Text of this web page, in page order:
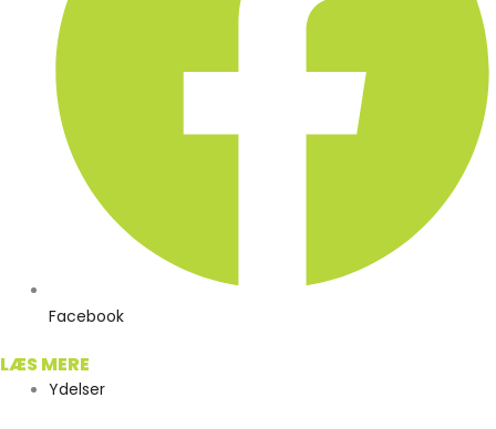
Facebook
LÆS MERE
Ydelser